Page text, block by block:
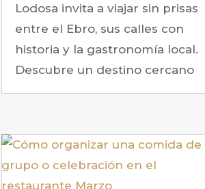
Lodosa invita a viajar sin prisas
entre el Ebro, sus calles con
historia y la gastronomía local.
Descubre un destino cercano